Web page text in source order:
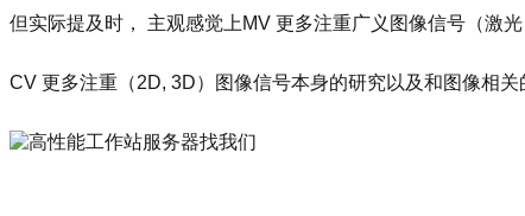
但实际提及时， 主观感觉上MV 更多注重广义图像信号（激
CV 更多注重（2D, 3D）图像信号本身的研究以及和图像相